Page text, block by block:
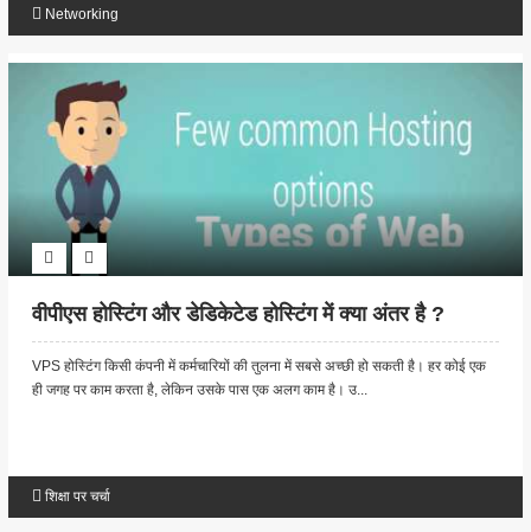
Networking
वीपीएस होस्टिंग और डेडिकेटेड होस्टिंग में क्या अंतर है ?
VPS होस्टिंग किसी कंपनी में कर्मचारियों की तुलना में सबसे अच्छी हो सकती है। हर कोई एक
ही जगह पर काम करता है, लेकिन उसके पास एक अलग काम है। उ...
शिक्षा पर चर्चा